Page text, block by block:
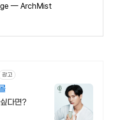
— ArchMist
광고
다면?